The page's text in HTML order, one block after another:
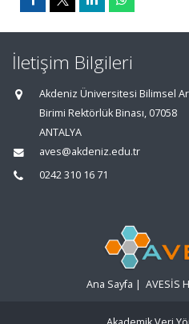
İletişim Bilgileri
Akdeniz Üniversitesi Bilimsel
Birimi Rektörlük Binası, 07058
ANTALYA
aves@akdeniz.edu.tr
0242 310 16 71
Ana Sayfa | AVESİS